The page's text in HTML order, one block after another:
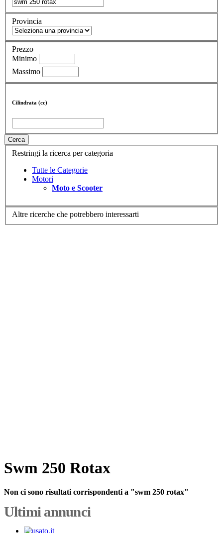
Provincia
Prezzo
Minimo
Massimo
Cilindrata (cc)
Cerca
Restringi la ricerca per categoria
Tutte le Categorie
Motori
Moto e Scooter
Altre ricerche che potrebbero interessarti
Swm 250 Rotax
Non ci sono risultati corrispondenti a "swm 250 rotax"
Ultimi annunci